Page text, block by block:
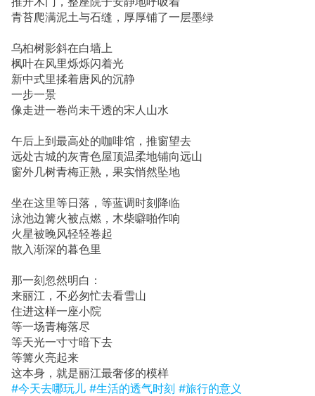
青苔爬满泥土与石缝，厚厚铺了一层墨绿
乌桕树影斜在白墙上
枫叶在风里烁烁闪着光
新中式里揉着唐风的沉静
一步一景
像走进一卷尚未干透的宋人山水
午后上到最高处的咖啡馆，推窗望去
远处古城的灰青色屋顶温柔地铺向远山
窗外几树青梅正熟，果实悄然坠地
坐在这里等日落，等蓝调时刻降临
泳池边篝火被点燃，木柴噼啪作响
火星被晚风轻轻卷起
散入渐深的暮色里
那一刻忽然明白：
来丽江，不必匆忙去看雪山
住进这样一座小院
等一场青梅落尽
等天光一寸寸暗下去
等篝火亮起来
这本身，就是丽江最奢侈的模样
#今天去哪玩儿 #生活的透气时刻 #旅行的意义